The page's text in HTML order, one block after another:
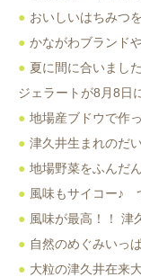
おいしいはちみつ
かながわブランド
夏に間に合いまし
ジェラートが8月8日
地場産ブドウで作
津久井生まれのだ
地場野菜をふんだ
風味もサイコー♪
風味が最高！！ 津
自然のめぐみいっ
大粒の津久井在来